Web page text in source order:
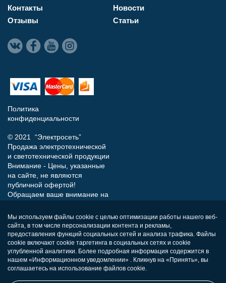
Контакты
Отзывы
Новости
Статьи
Политика
конфиденциальности
© 2021 “Электросеть”
Продажа электротехнической
и светотехнической продукции
Внимание - Цены, указанные
на сайте, не являются
публичной офертой!
Обращаем ваше внимание на
носит исключительно
информационный характер и
ни при каких условиях не
является публичной офертой,
определяемой положениями
Статьи 437 (п.2) Гражданского
кодекса РФ.
Мы используем файлы cookie с целью оптимизации работы нашего веб-
сайта, в том числе персонализации контента и рекламы,
предоставления функций социальных сетей и анализа трафика. Файлы
cookie включают cookie таргетинга в социальных сетях и cookie
углубленной аналитики. Более подробная информация содержится в
нашем «Информационном уведомлении» . Кликнув на «Принять», вы
соглашаетесь на использование файлов cookie.